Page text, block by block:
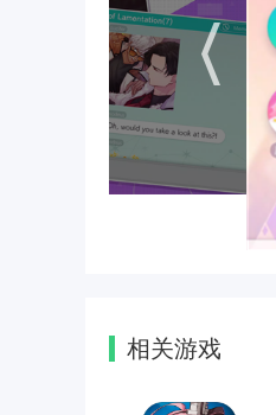
相关游戏